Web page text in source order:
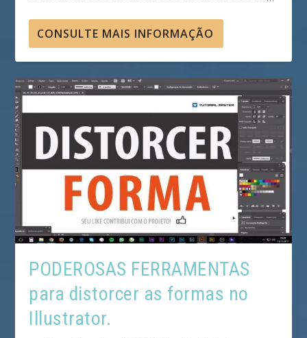
CONSULTE MAIS INFORMAÇÃO
PODEROSAS FERRAMENTAS
para distorcer as formas no
Illustrator.